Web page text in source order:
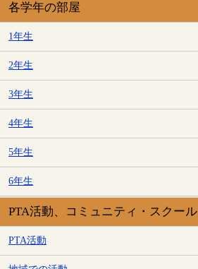
各学年の部屋
1年生
2年生
3年生
4年生
5年生
6年生
PTA活動、コミュニティ・スクール
PTA活動